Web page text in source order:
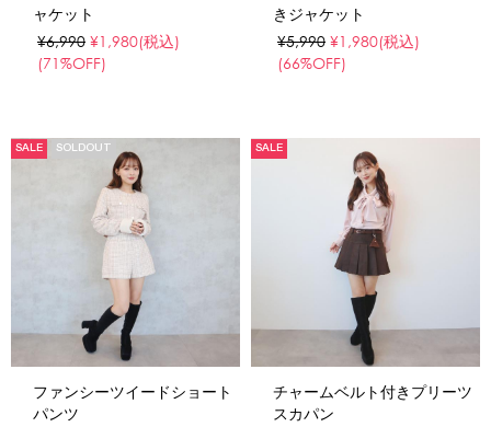
ャケット
¥6,990 ¥1,980(税込)
(71%OFF)
きジャケット
¥5,990 ¥1,980(税込)
(66%OFF)
SALE SOLDOUT
ファンシーツイードショート
パンツ
SALE
チャームベルト付きプリーツ
スカパン